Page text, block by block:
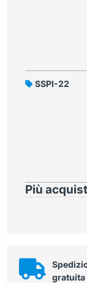
SSPI-22
Più
gratuita